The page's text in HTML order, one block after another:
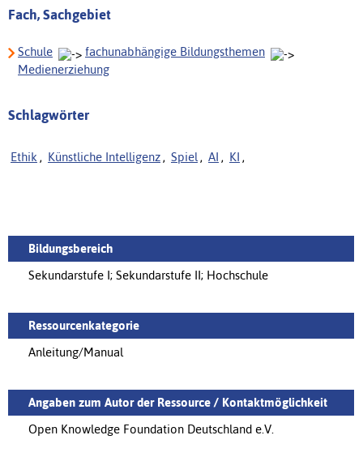
Fach, Sachgebiet
Schule
fachunabhängige Bildungsthemen
Medienerziehung
Schlagwörter
Ethik , Künstliche Intelligenz , Spiel , AI , KI ,
Bildungsbereich
Sekundarstufe I; Sekundarstufe II; Hochschule
Ressourcenkategorie
Anleitung/Manual
Angaben zum Autor der Ressource / Kontaktmöglichkeit
Open Knowledge Foundation Deutschland e.V.